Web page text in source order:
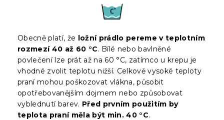
Obecně platí, že ložní prádlo pereme v teplotním
rozmezí 40 až 60 °C. Bílé nebo bavlněné
povlečení lze prát až na 60 °C, zatímco u krepu je
vhodné zvolit teplotu nižší. Celkově vysoké teploty
praní mohou poškozovat vlákna, působit
opotřebovanějším dojmem nebo způsobovat
vyblednutí barev. Před prvním použitím by
teplota praní měla být min. 40 °C.